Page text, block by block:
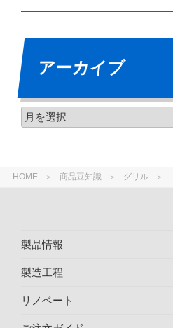
HOME 商品豆知識 グリル
アーカイブ
製品情報
製造工程
リノベート